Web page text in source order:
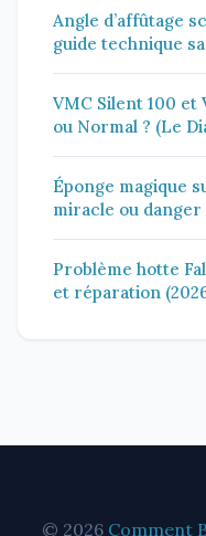
Angle d’affûtage
guide technique
VMC Silent 100 et
ou Normal ? (Le
Éponge magique
miracle ou danger
Problème hotte
et réparation
© 2026 Comment